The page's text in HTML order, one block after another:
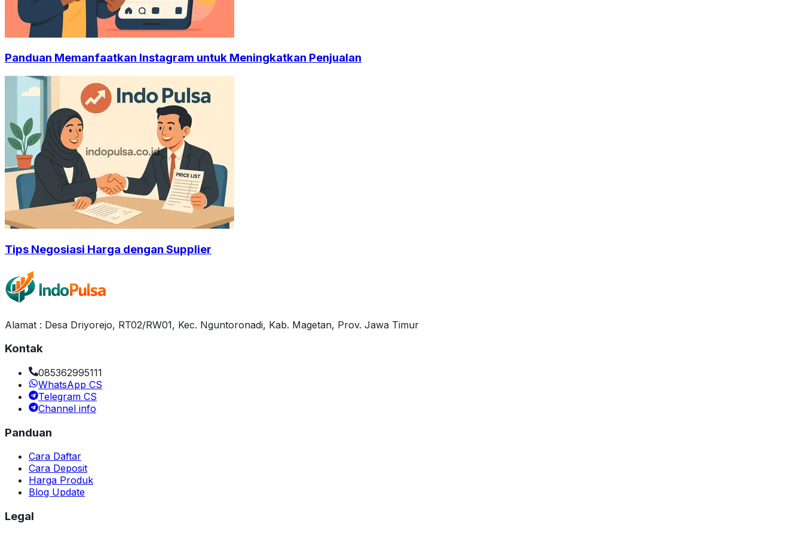
Panduan Memanfaatkan Instagram untuk Meningkatkan Penjualan
Tips Negosiasi Harga dengan Supplier
Alamat : Desa Driyorejo, RT02/RW01, Kec. Nguntoronadi, Kab. Magetan, Prov. Jawa Timur
Kontak
085362995111
WhatsApp CS
Telegram CS
Channel info
Panduan
Cara Daftar
Cara Deposit
Harga Produk
Blog Update
Legal